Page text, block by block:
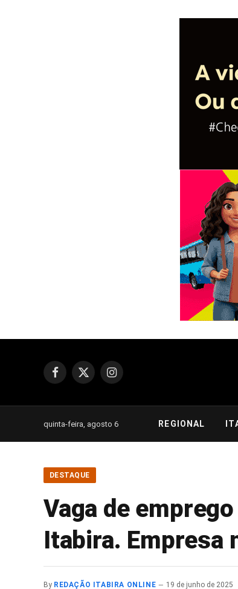
Facebook
X
Instagram
quinta-feira, agosto 6 REGIONAL
DESTAQUE
Vaga de
Itabira. Empresa
By REDAÇÃO ITABIRA ONLINE 19 de junho de 2025